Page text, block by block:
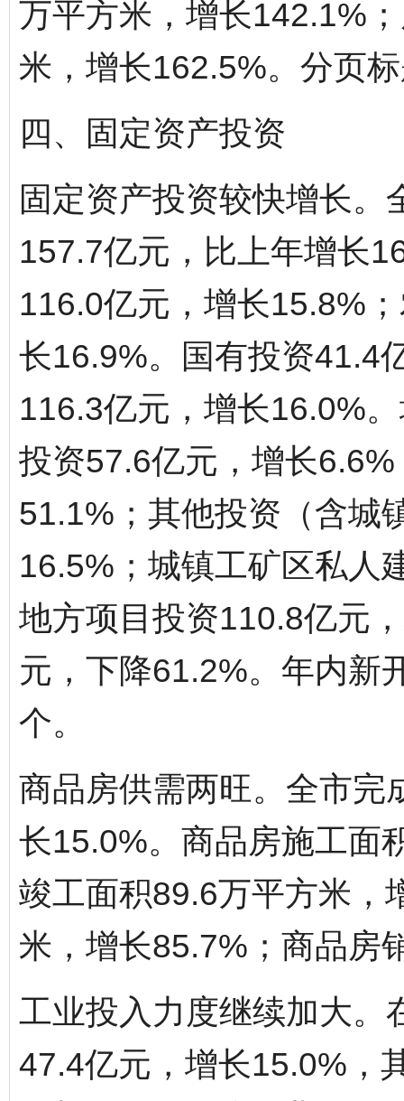
万平方米，增长142.1%
米，增长162.5%。分页
四、固定资产投资
固定资产投资较快增长
157.7亿元，比上年增长
116.0亿元，增长15.8%
长16.9%。国有投资41.4
116.3亿元，增长16.0%
投资57.6亿元，增长
51.1%；其他投资（含城
16.5%；城镇工矿区私人
地方项目投资110.8亿元
元，下降61.2%。年内新
个。
商品房供需两旺。全市完
长15.0%。商品房施工面
竣工面积89.6万平方米，
米，增长85.7%；商品房
工业投入力度继续加大。
47.4亿元，增长15.0%，